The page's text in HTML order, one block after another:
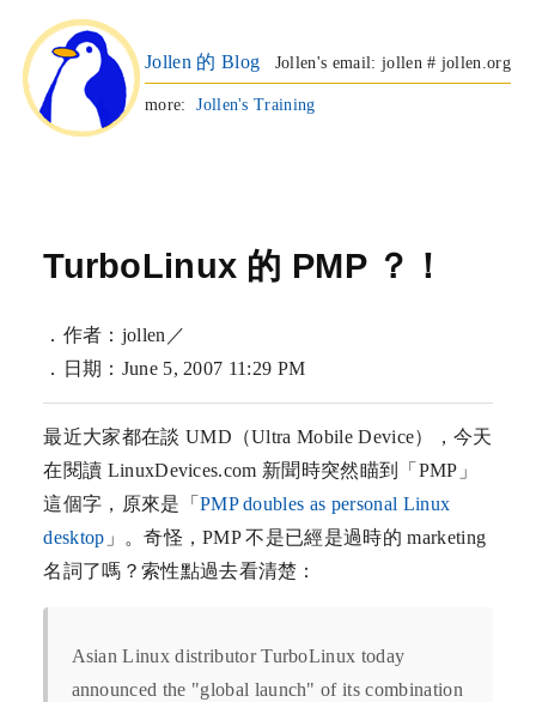
Jollen 的 Blog Jollen's email: jollen # jollen.org
more:Jollen's Training
TurboLinux 的 PMP ？！
．作者：jollen／
．日期：June 5, 2007 11:29 PM
最近大家都在談 UMD（Ultra Mobile Device），今天
在閱讀 LinuxDevices.com 新聞時突然瞄到「PMP」
這個字，原來是「 PMP doubles as personal Linux
desktop 」。奇怪，PMP 不是已經是過時的 marketing
名詞了嗎？索性點過去看清楚：
Asian Linux distributor TurboLinux today
announced the "global launch" of its combination